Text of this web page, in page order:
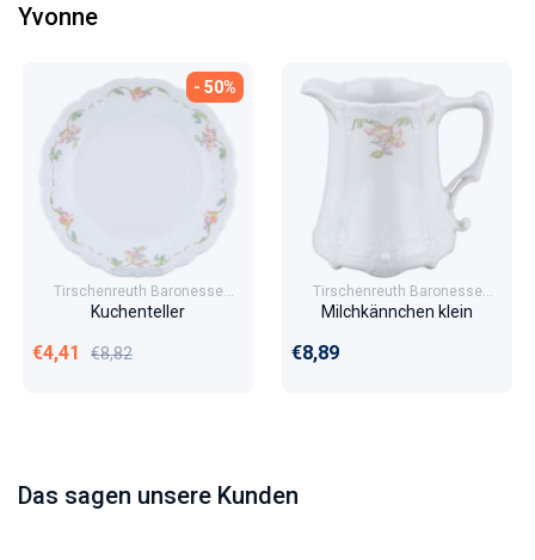
Yvonne
- 50%
Tirschenreuth Baronesse
Yvonne
Kuchenteller
Verkaufspreis
€4,41 Normaler Preis
€8,82
Tirschenreuth Baronesse
Yvonne
Milchkännchen klein
Normaler Preis
€8,89
Das sagen unsere Kunden